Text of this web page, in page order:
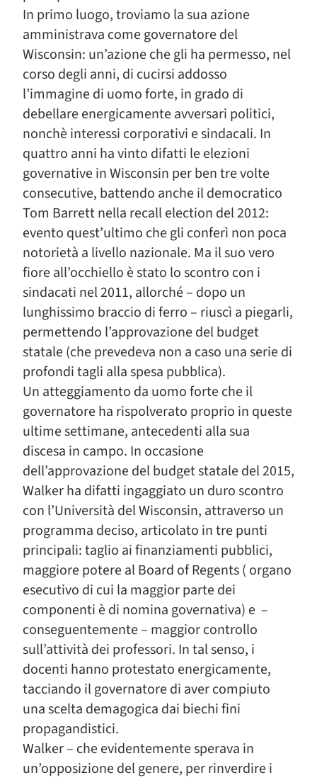
In primo luogo, troviamo la sua azione
amministrava come governatore del
Wisconsin: un’azione che gli ha permesso, nel
corso degli anni, di cucirsi addosso
l’immagine di uomo forte, in grado di
debellare energicamente avversari politici,
nonchè interessi corporativi e sindacali. In
quattro anni ha vinto difatti le elezioni
governative in Wisconsin per ben tre volte
consecutive, battendo anche il democratico
Tom Barrett nella recall election del 2012:
evento quest’ultimo che gli conferì non poca
notorietà a livello nazionale. Ma il suo vero
fiore all’occhiello è stato lo scontro con i
sindacati nel 2011, allorché – dopo un
lunghissimo braccio di ferro – riuscì a piegarli,
permettendo l’approvazione del budget
statale (che prevedeva non a caso una serie di
profondi tagli alla spesa pubblica).
Un atteggiamento da uomo forte che il
governatore ha rispolverato proprio in queste
ultime settimane, antecedenti alla sua
discesa in campo. In occasione
dell’approvazione del budget statale del 2015,
Walker ha difatti ingaggiato un duro scontro
con l’Università del Wisconsin, attraverso un
programma deciso, articolato in tre punti
principali: taglio ai finanziamenti pubblici,
maggiore potere al Board of Regents ( organo
esecutivo di cui la maggior parte dei
componenti è di nomina governativa) e –
conseguentemente – maggior controllo
sull’attività dei professori. In tal senso, i
docenti hanno protestato energicamente,
tacciando il governatore di aver compiuto
una scelta demagogica dai biechi fini
propagandistici.
Walker – che evidentemente sperava in
un’opposizione del genere, per rinverdire i